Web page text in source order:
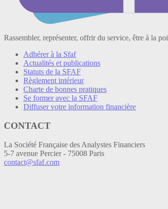
Rassembler, représenter, offrir du service, être à la
Adhérer à la Sfaf
Actualités et publications
Statuts de la SFAF
Règlement intérieur
Charte de bonnes pratiques
Se former avec la SFAF
Diffuser votre information financière
CONTACT
La Société Française des Analystes Financiers
5-7 avenue Percier - 75008 Paris
contact@sfaf.com